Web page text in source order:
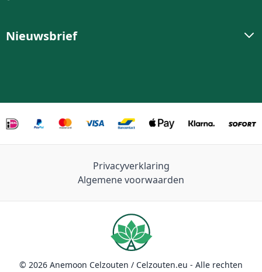
Nieuwsbrief
Privacyverklaring
Algemene voorwaarden
© 2026 Anemoon Celzouten / Celzouten.eu - Alle rechten